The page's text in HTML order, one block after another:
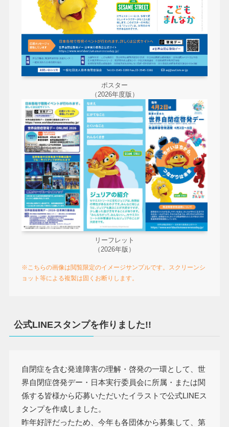
ポスター
（2026年度版）
リーフレット
（2026年版）
※こちらの画像は閲覧限定のイメージサンプルです。スクリーンシ
ョット等による複製は固くお断りします。
公式LINEスタンプを作りました!!
自閉症を含む発達障害の理解・啓発の一環として、世
界自閉症啓発デー・日本実行委員会に所属・または関
係する皆様から応募いただいたイラストで公式LINEス
タンプを作成しました。
昨年好評だったため、今年も各団体から募集して、第